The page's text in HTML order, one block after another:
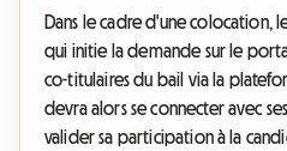
Dans le cadre d'une colocation,
qui initie la demande sur le
co-titulaires du bail via la
devra alors se connecter avec
valider sa participation à la